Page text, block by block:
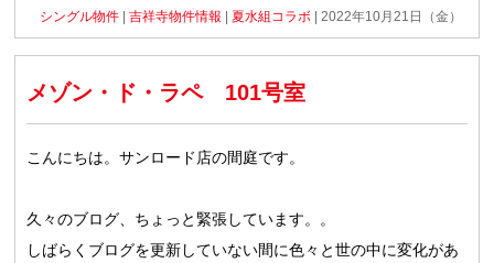
シングル物件 吉祥寺物件情報 夏水組コラボ | 2022年10月21日（金）
メゾン・ド・ラペ 101号室
こんにちは。サンロード店の間庭です。
久々のブログ、ちょっと緊張しています。。
しばらくブログを更新していない間に色々と世の中に変化があ